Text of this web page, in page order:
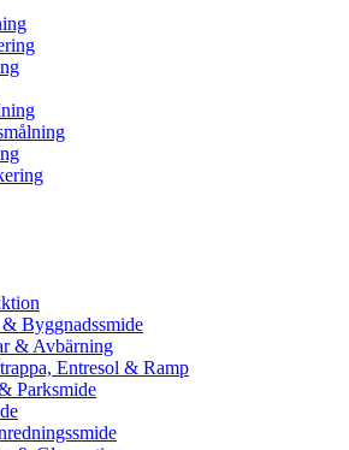
Byggnadssmide
& Avbärning
Entresol & Ramp
Parksmide